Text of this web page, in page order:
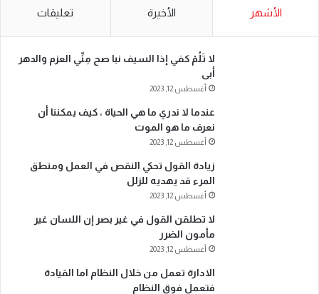
الأشهر الأخيرة تعليقات
لا تَلُمْ كفي إذا السيف نبا صح مِنِّي العزم والدهر
أبى
أغسطس 12, 2023
عندما لا ندري ما هي الحياة ، كيف يمكننا أن
نعرف ما هو الموت
أغسطس 12, 2023
زيادة القول تحكي النقص في العمل ومنطق
المرء قد يهديه للزلل
أغسطس 12, 2023
لا تطلقن القول في غير بصر إن اللسان غير
مأمون الضرر
أغسطس 12, 2023
الادارة تعمل من خلال النظام اما القيادة
فتعمل فوق النظام